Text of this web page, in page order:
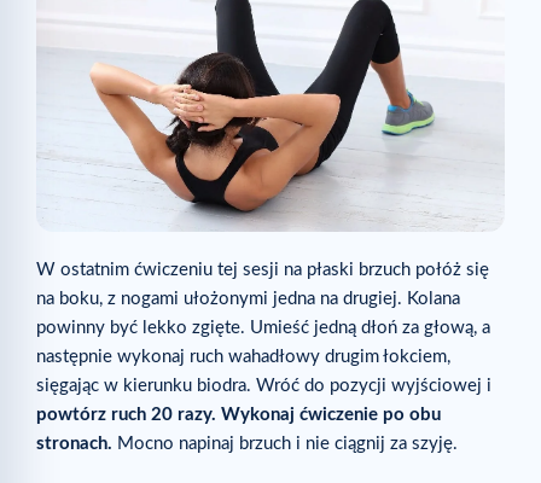
W ostatnim ćwiczeniu tej sesji na płaski brzuch połóż się
na boku, z nogami ułożonymi jedna na drugiej. Kolana
powinny być lekko zgięte. Umieść jedną dłoń za głową, a
następnie wykonaj ruch wahadłowy drugim łokciem,
sięgając w kierunku biodra. Wróć do pozycji wyjściowej i
powtórz ruch 20 razy. Wykonaj ćwiczenie po obu
stronach. Mocno napinaj brzuch i nie ciągnij za szyję.